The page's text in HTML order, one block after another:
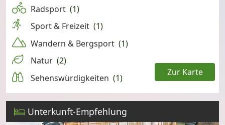
Radsport (1)
Sport & Freizeit (1)
Wandern & Bergsport (1)
Natur (2)
Sehenswürdigkeiten (1)
Zur Karte
Unterkunft-Empfehlung